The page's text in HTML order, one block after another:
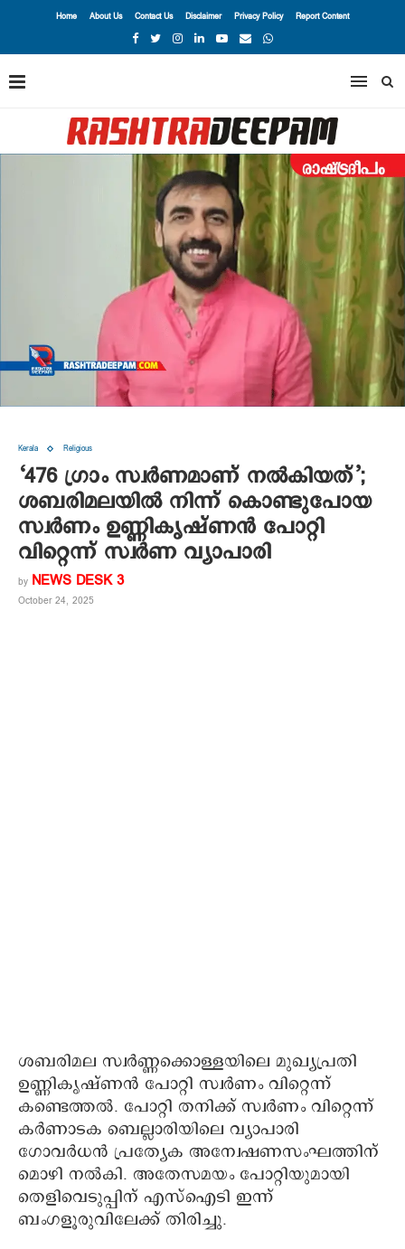
Home About Us Contact Us Disclaimer Privacy Policy Report Content
Kerala Religious
‘476 ഗ്രാം സ്വർണമാണ് നൽകിയത്’;
ശബരിമലയിൽ നിന്ന് കൊണ്ടുപോയ
സ്വർണം ഉണ്ണികൃഷ്ണൻ പോറ്റി
വിറ്റെന്ന് സ്വർണ വ്യാപാരി
by NEWS DESK 3
October 24, 2025
ശബരിമല സ്വര്‍ണ്ണക്കൊള്ളയിലെ മുഖ്യപ്രതി
ഉണ്ണികൃഷ്ണന്‍ പോറ്റി സ്വര്‍ണം വിറ്റെന്ന്
കണ്ടെത്തല്‍. പോറ്റി തനിക്ക് സ്വര്‍ണം വിറ്റെന്ന്
കര്‍ണാടക ബെല്ലാരിയിലെ വ്യാപാരി
ഗോവര്‍ധന്‍ പ്രത്യേക അന്വേഷണസംഘത്തിന്
മൊഴി നല്‍കി. അതേസമയം പോറ്റിയുമായി
തെളിവെടുപ്പിന് എസ്‌ഐടി ഇന്ന്
ബംഗളൂരുവിലേക്ക് തിരിച്ചു.